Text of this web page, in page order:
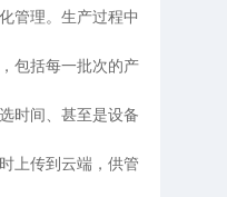
管理。生产过程中
包括每一批次的产
时间、甚至是设备
上传到云端，供管